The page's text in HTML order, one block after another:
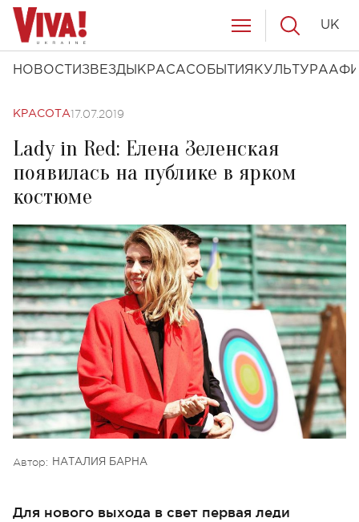
НОВОСТИ ЗВЕЗДЫ КРАСАСОБЫТИЯ КУЛЬТУРА
UK
КРАСОТА17.07.2019
Lady in Red: Елена Зеленская
появилась на публике в ярком
костюме
Автор: НАТАЛИЯ БАРНА
Для нового выхода в свет первая леди